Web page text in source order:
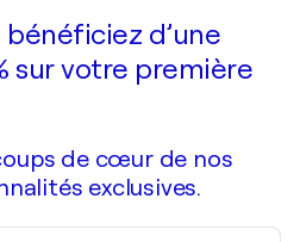
d’une
sur votre première
de cœur de nos
exclusives.